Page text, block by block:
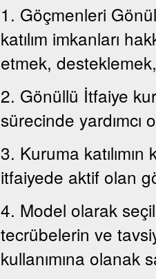
1. Göçmenleri
katılım imkanları
etmek, desteklemek,
2. Gönüllü İtfaiye
sürecinde
3. Kuruma katılımın
itfaiyede aktif olan
4. Model olarak
tecrübelerin ve
kullanımına olanak